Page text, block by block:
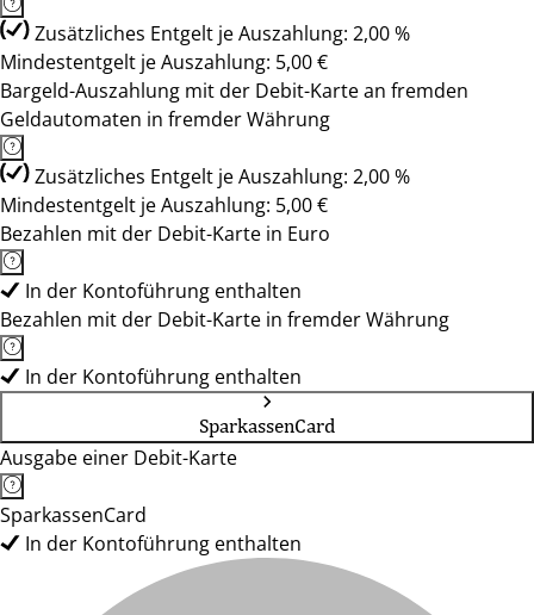
Zusätzliches Entgelt je Auszahlung: 2,00 %
Mindestentgelt je Auszahlung: 5,00 €
Bargeld-Auszahlung mit der Debit-Karte an fremden
Geldautomaten in fremder Währung
Zusätzliches Entgelt je Auszahlung: 2,00 %
Mindestentgelt je Auszahlung: 5,00 €
Bezahlen mit der Debit-Karte in Euro
In der Kontoführung enthalten
Bezahlen mit der Debit-Karte in fremder Währung
In der Kontoführung enthalten
SparkassenCard
Ausgabe einer Debit-Karte
SparkassenCard
In der Kontoführung enthalten